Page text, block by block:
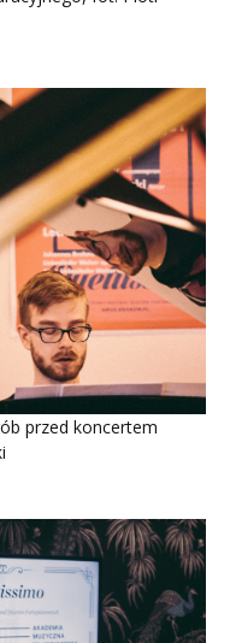
przed koncertem